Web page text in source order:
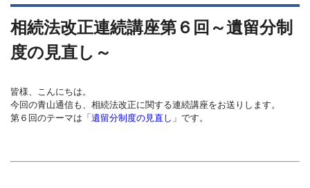
相続法改正連続講座第６回～遺留分制
度の見直し～
皆様、こんにちは。
今回の青山通信も、相続法改正に関する連続講座をお送りします。
第６回のテーマは「遺留分制度の見直し 」です。